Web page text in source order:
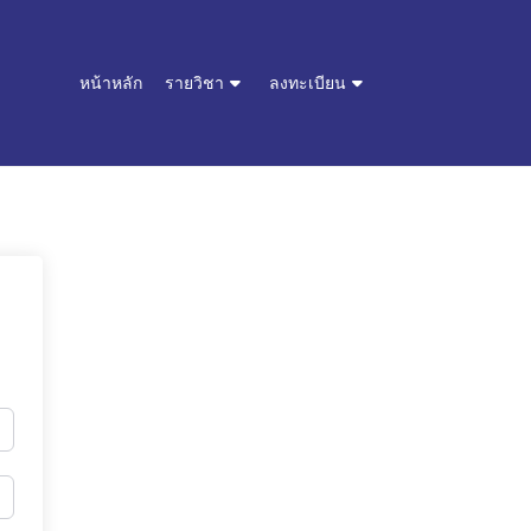
หน้าหลัก รายวิชา ลงทะเบียน